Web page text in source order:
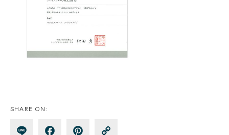
SHARE ON: